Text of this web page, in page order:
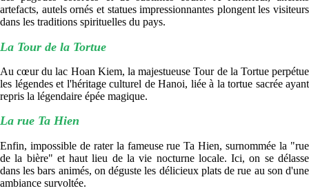
artefacts, autels ornés et statues impressionnantes plongent les visiteurs
dans les traditions spirituelles du pays.
La Tour de la Tortue
Au cœur du lac Hoan Kiem, la majestueuse Tour de la Tortue perpétue
les légendes et l'héritage culturel de Hanoi, liée à la tortue sacrée ayant
repris la légendaire épée magique.
La rue Ta Hien
Enfin, impossible de rater la fameuse rue Ta Hien, surnommée la "rue
de la bière" et haut lieu de la vie nocturne locale. Ici, on se délasse
dans les bars animés, on déguste les délicieux plats de rue au son d'une
ambiance survoltée.